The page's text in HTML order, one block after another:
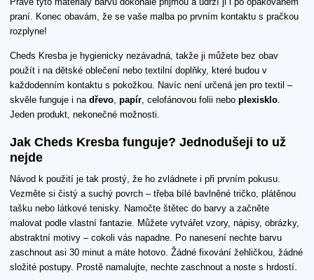
praní. Konec obavám, že se vaše malba po prvním kontaktu s pračkou
rozplyne!
Cheds Kresba je hygienicky nezávadná, takže ji můžete bez obav
použít i na dětské oblečení nebo textilní doplňky, které budou v
každodenním kontaktu s pokožkou. Navíc není určená jen pro textil –
skvěle funguje i na dřevo, papír, celofánovou folii nebo plexisklo.
Jeden produkt, nekonečné možnosti.
Jak Cheds Kresba funguje? Jednodušeji to už
nejde
Návod k použití je tak prostý, že ho zvládnete i při prvním pokusu.
Vezměte si čistý a suchý povrch – třeba bílé bavlněné tričko, plátěnou
tašku nebo látkové tenisky. Namočte štětec do barvy a začněte
malovat podle vlastní fantazie. Můžete vytvářet vzory, nápisy, obrázky,
abstraktní motivy – cokoli vás napadne. Po nanesení nechte barvu
zaschnout asi 30 minut a máte hotovo. Žádné fixování žehličkou, žádné
složité postupy. Prostě namalujte, nechte zaschnout a noste s hrdostí.